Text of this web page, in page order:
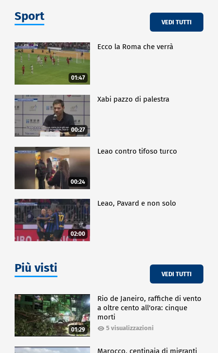
Sport VEDI TUTTI
01:47
Ecco la Roma che verrà
00:27
Xabi pazzo di palestra
00:24
Leao contro tifoso turco
02:00
Leao, Pavard e non solo
Più visti VEDI TUTTI
01:29
Rio de Janeiro, raffiche di vento
a oltre cento all'ora: cinque
morti
5 visualizzazioni
Marocco, centinaia di migranti